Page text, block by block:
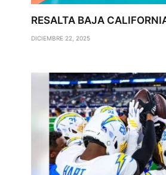
RESALTA BAJA
DICIEMBRE 22, 2025